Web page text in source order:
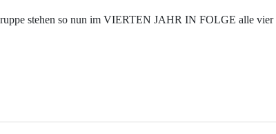
stehen so nun im VIERTEN JAHR IN FOLGE alle vier